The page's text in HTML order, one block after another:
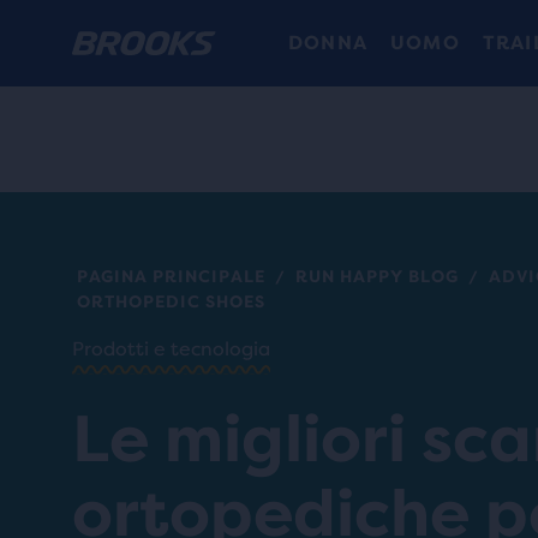
DONNA UOMO
PAGINA PRINCIPALE / RUN HAPPY BLOG /
ORTHOPEDIC SHOES
Prodotti e tecnologia
Le migliori
ortopediche